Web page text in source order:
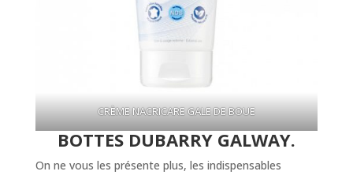
CRÈME NACRICARE GALE DE BOUE
BOTTES DUBARRY GALWAY.
On ne vous les présente plus, les indispensables